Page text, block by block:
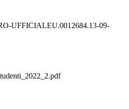
UFFICIALEU.0012684.13-09-